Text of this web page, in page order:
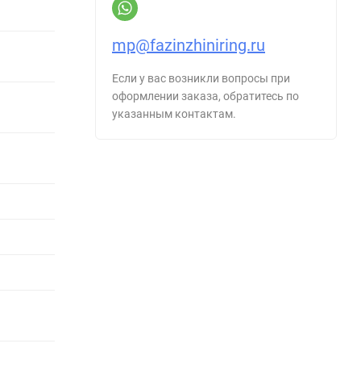
mp@fazinzhiniring.ru
Если у вас возникли вопросы при
оформлении заказа, обратитесь по
указанным контактам.